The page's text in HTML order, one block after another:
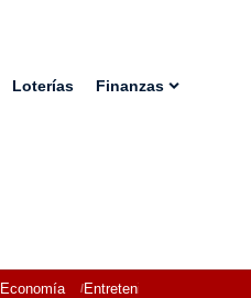
Loterías Finanzas
Economía Entretenimiento